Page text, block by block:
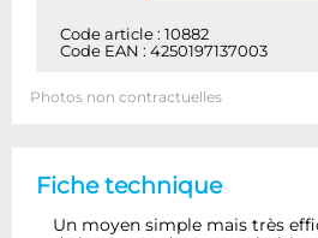
Code article : 10882
Code EAN : 4250197137003
Photos non contractuelles
Fiche technique
Un moyen simple mais très